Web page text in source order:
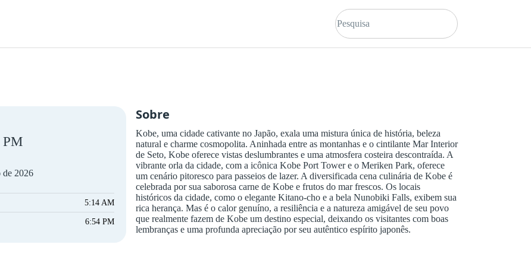
PM
de 2026
5:14 AM
6:54 PM
Sobre
Kobe, uma cidade cativante no Japão, exala uma mistura única de história, beleza
natural e charme cosmopolita. Aninhada entre as montanhas e o cintilante Mar Interior
de Seto, Kobe oferece vistas deslumbrantes e uma atmosfera costeira descontraída. A
vibrante orla da cidade, com a icônica Kobe Port Tower e o Meriken Park, oferece
um cenário pitoresco para passeios de lazer. A diversificada cena culinária de Kobe é
celebrada por sua saborosa carne de Kobe e frutos do mar frescos. Os locais
históricos da cidade, como o elegante Kitano-cho e a bela Nunobiki Falls, exibem sua
rica herança. Mas é o calor genuíno, a resiliência e a natureza amigável de seu povo
que realmente fazem de Kobe um destino especial, deixando os visitantes com boas
lembranças e uma profunda apreciação por seu autêntico espírito japonês.